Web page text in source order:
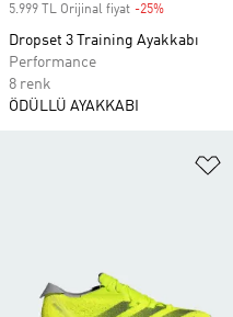
5.999 TL Orijinal fiyat -25%
Dropset 3 Training Ayakkabı
Performance
8 renk
ÖDÜLLÜ AYAKKABI